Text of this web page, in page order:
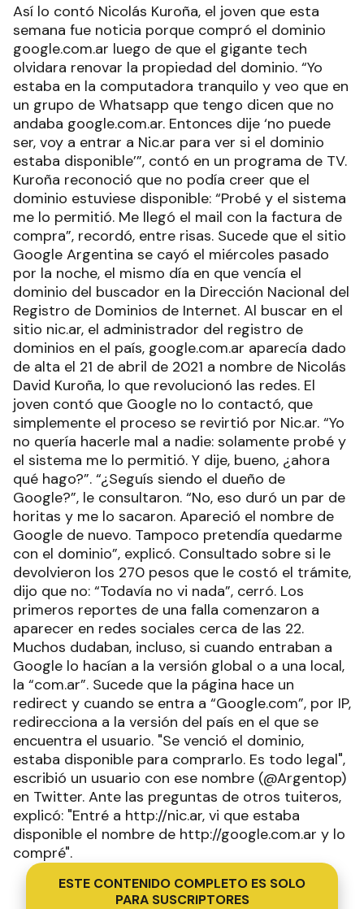
Así lo contó Nicolás Kuroña, el joven que esta
semana fue noticia porque compró el dominio
google.com.ar luego de que el gigante tech
olvidara renovar la propiedad del dominio. “Yo
estaba en la computadora tranquilo y veo que en
un grupo de Whatsapp que tengo dicen que no
andaba google.com.ar. Entonces dije ‘no puede
ser, voy a entrar a Nic.ar para ver si el dominio
estaba disponible’”, contó en un programa de TV.
Kuroña reconoció que no podía creer que el
dominio estuviese disponible: “Probé y el sistema
me lo permitió. Me llegó el mail con la factura de
compra”, recordó, entre risas. Sucede que el sitio
Google Argentina se cayó el miércoles pasado
por la noche, el mismo día en que vencía el
dominio del buscador en la Dirección Nacional del
Registro de Dominios de Internet. Al buscar en el
sitio nic.ar, el administrador del registro de
dominios en el país, google.com.ar aparecía dado
de alta el 21 de abril de 2021 a nombre de Nicolás
David Kuroña, lo que revolucionó las redes. El
joven contó que Google no lo contactó, que
simplemente el proceso se revirtió por Nic.ar. “Yo
no quería hacerle mal a nadie: solamente probé y
el sistema me lo permitió. Y dije, bueno, ¿ahora
qué hago?”. “¿Seguís siendo el dueño de
Google?”, le consultaron. “No, eso duró un par de
horitas y me lo sacaron. Apareció el nombre de
Google de nuevo. Tampoco pretendía quedarme
con el dominio”, explicó. Consultado sobre si le
devolvieron los 270 pesos que le costó el trámite,
dijo que no: “Todavía no vi nada”, cerró. Los
primeros reportes de una falla comenzaron a
aparecer en redes sociales cerca de las 22.
Muchos dudaban, incluso, si cuando entraban a
Google lo hacían a la versión global o a una local,
la “com.ar”. Sucede que la página hace un
redirect y cuando se entra a “Google.com”, por IP,
redirecciona a la versión del país en el que se
encuentra el usuario. "Se venció el dominio,
estaba disponible para comprarlo. Es todo legal",
escribió un usuario con ese nombre (@Argentop)
en Twitter. Ante las preguntas de otros tuiteros,
explicó: "Entré a http://nic.ar, vi que estaba
disponible el nombre de http://google.com.ar y lo
compré".
ESTE CONTENIDO COMPLETO ES SOLO
PARA SUSCRIPTORES